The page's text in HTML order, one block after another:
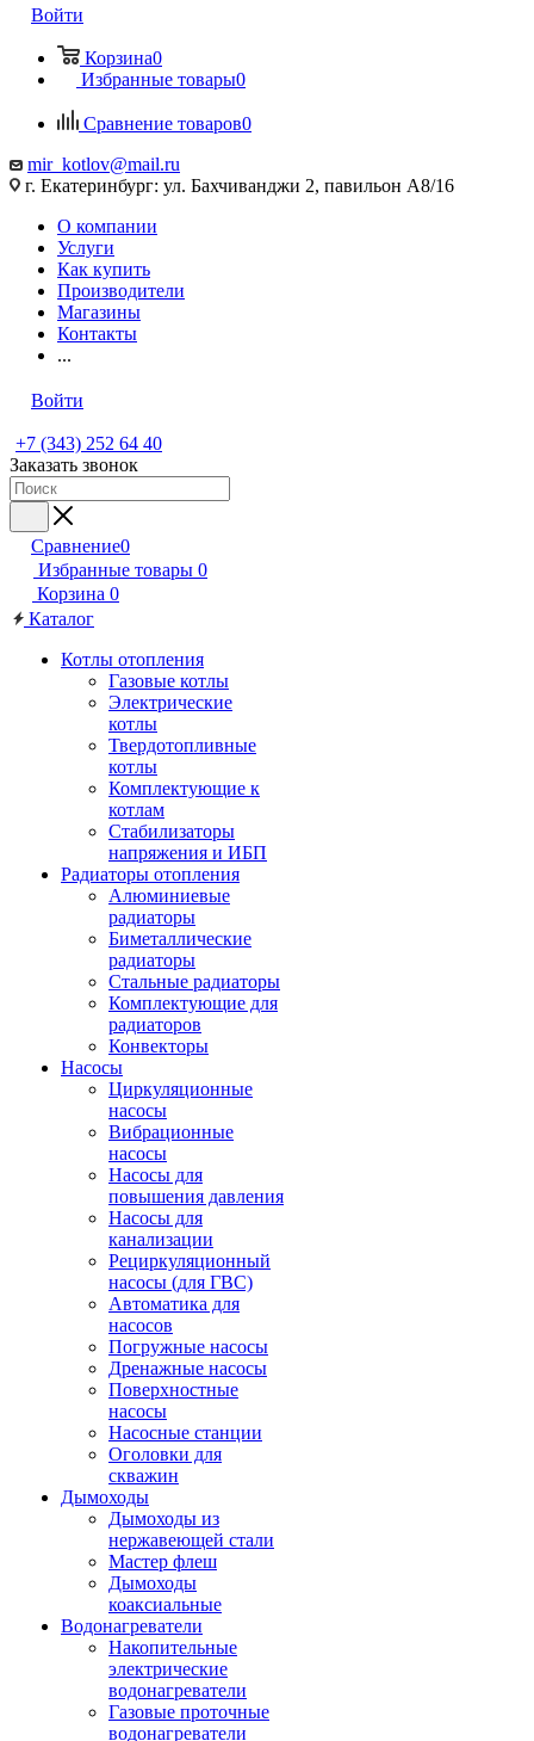
Войти
Корзина0
Избранные товары0
Сравнение товаров0
mir_kotlov@mail.ru
г. Екатеринбург: ул. Бахчиванджи 2, павильон А8/16
О компании
Услуги
Как купить
Производители
Магазины
Контакты
...
Войти
+7 (343) 252 64 40
Заказать звонок
Сравнение0
Избранные товары 0
Корзина 0
Каталог
Котлы отопления
Газовые котлы
Электрические
котлы
Твердотопливные
котлы
Комплектующие к
котлам
Стабилизаторы
напряжения и ИБП
Радиаторы отопления
Алюминиевые
радиаторы
Биметаллические
радиаторы
Стальные радиаторы
Комплектующие для
радиаторов
Конвекторы
Насосы
Циркуляционные
насосы
Вибрационные
насосы
Насосы для
повышения давления
Насосы для
канализации
Рециркуляционный
насосы (для ГВС)
Автоматика для
насосов
Погружные насосы
Дренажные насосы
Поверхностные
насосы
Насосные станции
Оголовки для
скважин
Дымоходы
Дымоходы из
нержавеющей стали
Мастер флеш
Дымоходы
коаксиальные
Водонагреватели
Накопительные
электрические
водонагреватели
Газовые проточные
водонагреватели